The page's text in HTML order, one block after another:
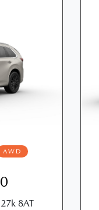
AWD
8AT